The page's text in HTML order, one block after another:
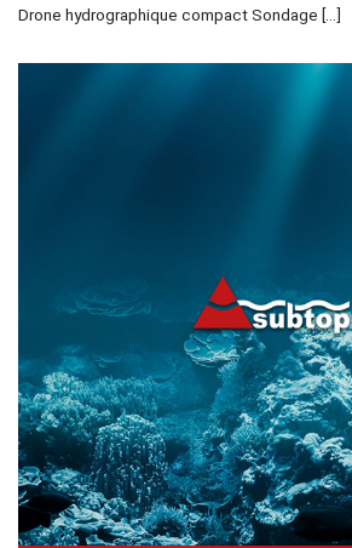
Drone hydrographique compact Sondage [...]